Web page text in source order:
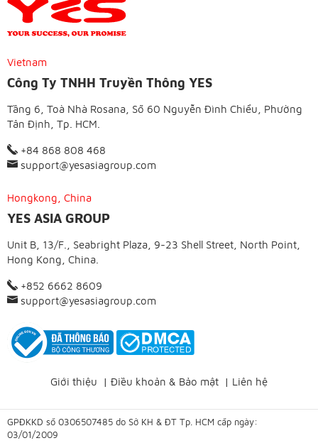
Vietnam
Công Ty TNHH Truyền Thông YES
Tầng 6, Toà Nhà Rosana, Số 60 Nguyễn Đình Chiểu, Phường
Tân Định, Tp. HCM.
+84 868 808 468
support@yesasiagroup.com
Hongkong, China
YES ASIA GROUP
Unit B, 13/F., Seabright Plaza, 9-23 Shell Street, North Point,
Hong Kong, China.
+852 6662 8609
support@yesasiagroup.com
Giới thiệu | Điều khoản & Bảo mật | Liên hệ
GPĐKKD số 0306507485 do Sở KH & ĐT Tp. HCM cấp ngày:
03/01/2009